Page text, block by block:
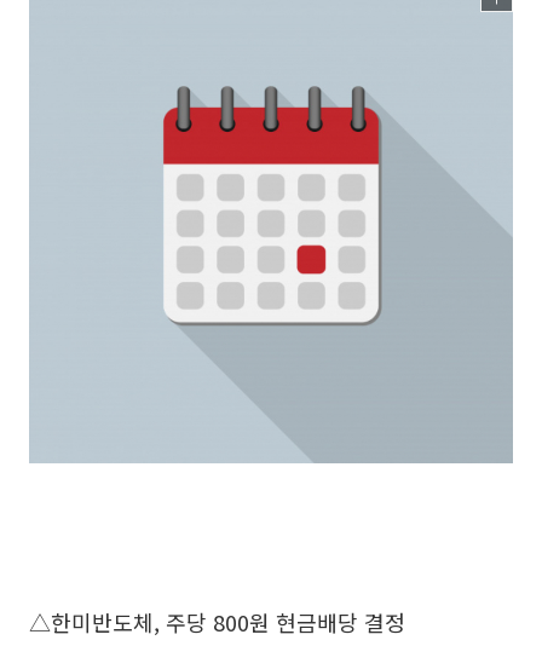
△한미반도체, 주당 800원 현금배당 결정